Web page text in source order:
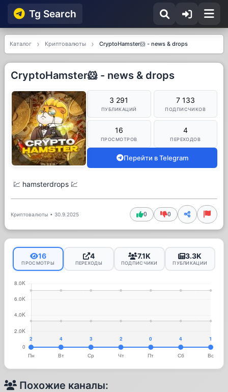
Tg Searсh
Каталог Криптовалюты CryptoHamster🐹 - news & drops
CryptoHamster🐹 - news & drops
3 291
ПУБЛИКАЦИЙ
7 133
ПОДПИСЧИКОВ
16
ПРОСМОТРОВ
4
ПЕРЕХОДОВ
Перейти в Telegram
💹 hamsterdrops 💹
Криптовалюты • 30.9.2025 0 0
16
ПРОСМОТРЫ
4
ПЕРЕХОДЫ
7.1K
ПОДПИСЧИКИ
3.3K
ПУБЛИКАЦИИ
Похожие каналы: